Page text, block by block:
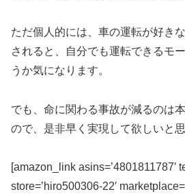
ただ個人的には、車の運転が好き
されると、自分でも運転できるモ
うか気になります。
でも、命に関わる事故が減るのは
ので、是非早く実現して欲しいと思
[amazon_link asins=’4801811787′
store=’hiro500306-22′